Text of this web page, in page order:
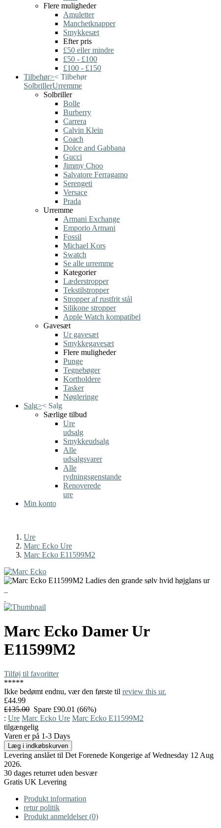
Flere muligheder
Amuletter
Manchetknapper
Smykkesæt
Efter pris
£50 eller mindre
£50 - £100
£100 - £150
Tilbehør>< Tilbehør
SolbrillerUrremme
Solbriller
Bolle
Burberry
Carrera
Calvin Klein
Coach
Dolce and Gabbana
Gucci
Jimmy Choo
Salvatore Ferragamo
Serengeti
Versace
Prada
Urremme
Armani Exchange
Emporio Armani
Fossil
Michael Kors
Swatch
Se alle urremme
Kategorier
Læderstropper
Tekstilstropper
Stropper af rustfrit stål
Silikone stropper
Apple Watch kompatibel
Gavesæt
Ur gavesæt
Smykkegavesæt
Flere muligheder
Punge
Tegnebøger
Kortholdere
Tasker
Nøgleringe
Salg>< Salg
Særlige tilbud
Ure
udsalg
Smykkeudsalg
Alle
udsalgsvarer
Alle
rydningsgenstande
Renoverede
ure
Min konto
Ure
Marc Ecko Ure
Marc Ecko E11599M2
Marc Ecko Damer Ur
E11599M2
Tilføj til favoritter
*****
Ikke bedømt endnu, vær den første til review this ur.
£44.99
£135.00 Spare £90.01 (66%)
: Ure Marc Ecko Ure Marc Ecko E11599M2
tilgængelig
Varen er på 1-3 Days
Levering anslået til Det Forenede Kongerige af Wednesday 12 Aug
2026.
30 dages returret uden besvær
Gratis UK Levering
Produkt information
retur politik
Produkt anmeldelser (0)